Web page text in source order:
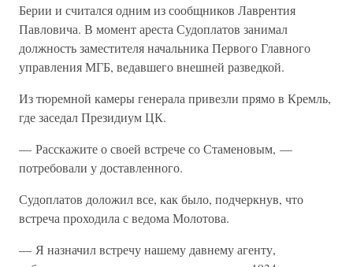
Берии и считался одним из сообщников Лаврентия
Павловича. В момент ареста Судоплатов занимал
должность заместителя начальника Первого Главного
управления МГБ, ведавшего внешней разведкой.
Из тюремной камеры генерала привезли прямо в Кремль,
где заседал Президиум ЦК.
— Расскажите о своей встрече со Стаменовым, —
потребовали у доставленного.
Судоплатов доложил все, как было, подчеркнув, что
встреча проходила с ведома Молотова.
— Я назначил встречу нашему давнему агенту,